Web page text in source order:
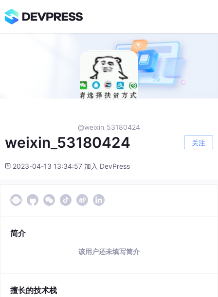
@weixin_53180424
weixin_53180424 关注
2023-04-13 13:34:57 加入 DevPress
简介
该用户还未填写简介
擅长的技术栈